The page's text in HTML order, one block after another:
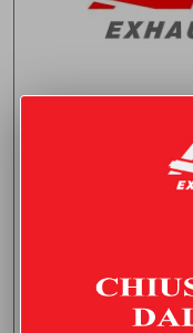
FINALE CON